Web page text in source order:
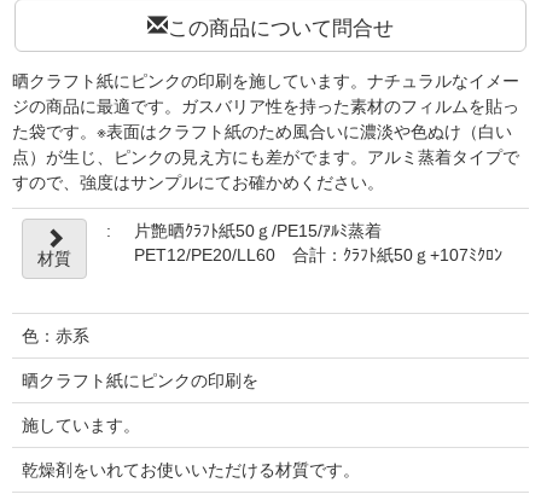
この商品について問合せ
晒クラフト紙にピンクの印刷を施しています。ナチュラルなイメー
ジの商品に最適です。ガスバリア性を持った素材のフィルムを貼っ
た袋です。※表面はクラフト紙のため風合いに濃淡や色ぬけ（白い
点）が生じ、ピンクの見え方にも差がでます。アルミ蒸着タイプで
すので、強度はサンプルにてお確かめください。
材質
:
片艶晒ｸﾗﾌﾄ紙50ｇ/PE15/ｱﾙﾐ蒸着
PET12/PE20/LL60 合計：ｸﾗﾌﾄ紙50ｇ+107ﾐｸﾛﾝ
色：赤系
晒クラフト紙にピンクの印刷を
施しています。
乾燥剤をいれてお使いいただける材質です。